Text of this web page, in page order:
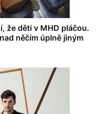
že děti v MHD pláčou.
něčím úplně jiným